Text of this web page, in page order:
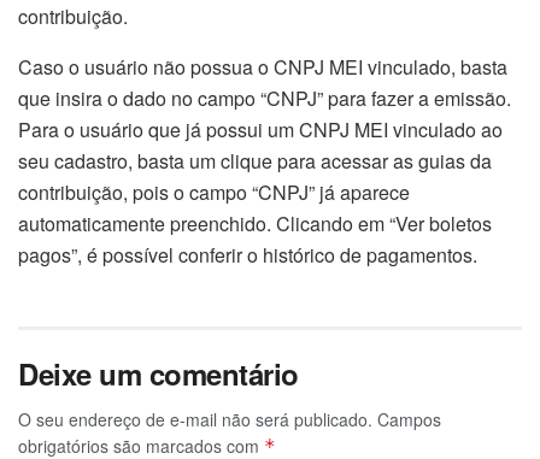
contribuição.
Caso o usuário não possua o CNPJ MEI vinculado, basta
que insira o dado no campo “CNPJ” para fazer a emissão.
Para o usuário que já possui um CNPJ MEI vinculado ao
seu cadastro, basta um clique para acessar as guias da
contribuição, pois o campo “CNPJ” já aparece
automaticamente preenchido. Clicando em “Ver boletos
pagos”, é possível conferir o histórico de pagamentos.
Deixe um comentário
O seu endereço de e-mail não será publicado. Campos
obrigatórios são marcados com *